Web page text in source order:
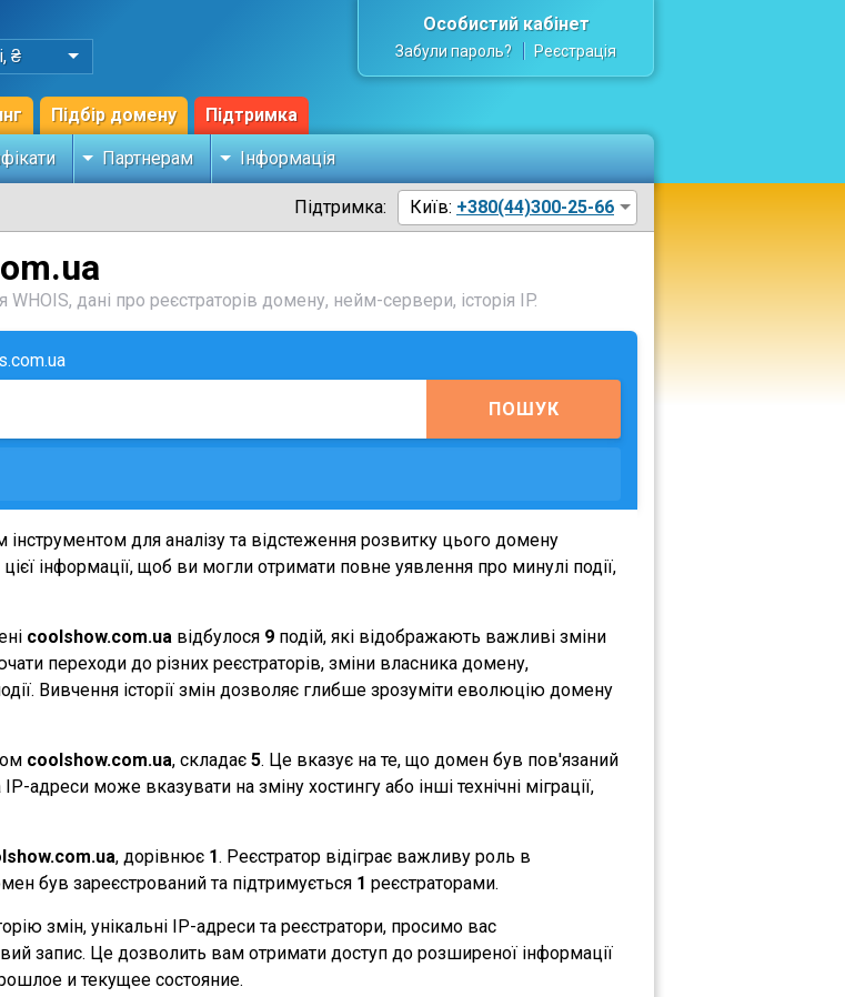
₴
Підбір домену Підтримка
Особистий кабінет
Забули пароль? Реєстрація
Партнерам Інформація
Підтримка: Київ: +380(44)300-25-66
дані про реєстраторів домену, нейм-сервери, історія IP.
ПОШУК
для аналізу та відстеження розвитку цього домену
інформації, щоб ви могли отримати повне уявлення про минулі події,
coolshow.com.ua відбулося 9 подій, які відображають важливі зміни
переходи до різних реєстраторів, зміни власника домену,
Вивчення історії змін дозволяє глибше зрозуміти еволюцію домену
coolshow.com.ua, складає 5. Це вказує на те, що домен був пов'язаний
адреси може вказувати на зміну хостингу або інші технічні міграції,
, дорівнює 1. Реєстратор відіграє важливу роль в
був зареєстрований та підтримується 1 реєстраторами.
змін, унікальні IP-адреси та реєстратори, просимо вас
запис. Це дозволить вам отримати доступ до розширеної інформації
и текущее состояние.